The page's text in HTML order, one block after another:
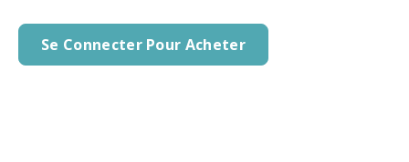
Se Connecter Pour Acheter